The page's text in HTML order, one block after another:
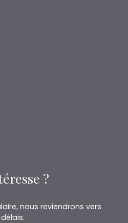
?
nous reviendrons vers